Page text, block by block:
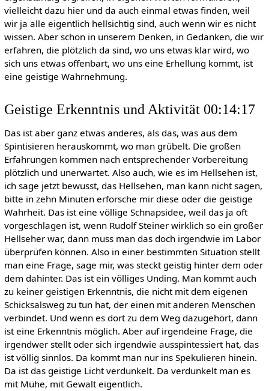
vielleicht dazu hier und da auch einmal etwas finden, weil
wir ja alle eigentlich hellsichtig sind, auch wenn wir es nicht
wissen. Aber schon in unserem Denken, in Gedanken, die wir
erfahren, die plötzlich da sind, wo uns etwas klar wird, wo
sich uns etwas offenbart, wo uns eine Erhellung kommt, ist
eine geistige Wahrnehmung.
Geistige Erkenntnis und Aktivität 00:14:17
Das ist aber ganz etwas anderes, als das, was aus dem
Spintisieren herauskommt, wo man grübelt. Die großen
Erfahrungen kommen nach entsprechender Vorbereitung
plötzlich und unerwartet. Also auch, wie es im Hellsehen ist,
ich sage jetzt bewusst, das Hellsehen, man kann nicht sagen,
bitte in zehn Minuten erforsche mir diese oder die geistige
Wahrheit. Das ist eine völlige Schnapsidee, weil das ja oft
vorgeschlagen ist, wenn Rudolf Steiner wirklich so ein großer
Hellseher war, dann muss man das doch irgendwie im Labor
überprüfen können. Also in einer bestimmten Situation stellt
man eine Frage, sage mir, was steckt geistig hinter dem oder
dem dahinter. Das ist ein völliges Unding. Man kommt auch
zu keiner geistigen Erkenntnis, die nicht mit dem eigenen
Schicksalsweg zu tun hat, der einen mit anderen Menschen
verbindet. Und wenn es dort zu dem Weg dazugehört, dann
ist eine Erkenntnis möglich. Aber auf irgendeine Frage, die
irgendwer stellt oder sich irgendwie ausspintessiert hat, das
ist völlig sinnlos. Da kommt man nur ins Spekulieren hinein.
Da ist das geistige Licht verdunkelt. Da verdunkelt man es
mit Mühe, mit Gewalt eigentlich.